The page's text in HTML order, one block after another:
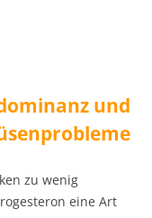
und
zu wenig
eine Art